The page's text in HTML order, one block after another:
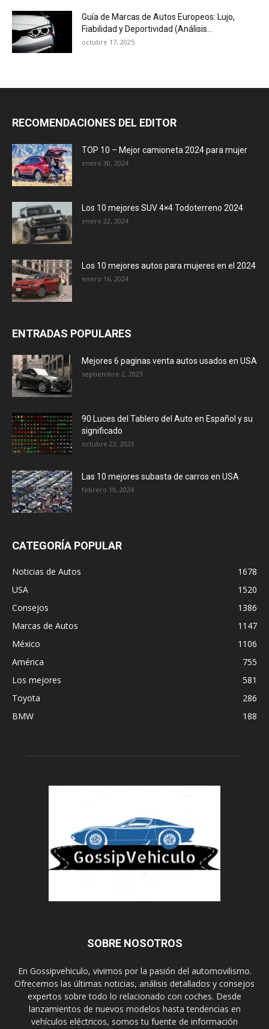
Guía de Marcas de Autos Europeos: Lujo,
Fiabilidad y Deportividad (Análisis...
octubre 17, 2025
RECOMENDACIONES DEL EDITOR
TOP 10 – Mejor camioneta 2024 para mujer
enero 30, 2024
Los 10 mejores SUV 4×4 Todoterreno 2024
enero 22, 2024
Los 10 mejores autos para mujeres en el 2024
enero 16, 2024
ENTRADAS POPULARES
Mejores 6 paginas venta autos usados en USA
septiembre 2, 2023
90 Luces del Tablero del Auto en Español y su
significado
octubre 22, 2023
Las 10 mejores subasta de carros en USA
febrero 19, 2024
CATEGORÍA POPULAR
Noticias de Autos
1678
USA
1520
Consejos
1386
Marcas de Autos
1147
México
1106
América
755
Los mejores
581
Toyota
286
BMW
188
SOBRE NOSOTROS
En Gossipvehiculo, vivimos por la pasión del automovilismo.
Ofrecemos las últimas noticias, análisis detallados y consejos
expertos sobre todo lo relacionado con coches. Desde
lanzamientos de nuevos modelos hasta tendencias en
vehículos eléctricos, somos tu fuente de información